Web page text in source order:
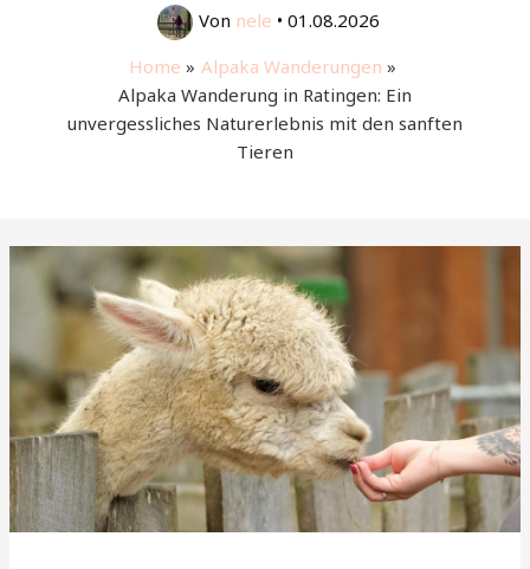
Von nele • 01.08.2026
Home
Alpaka Wanderungen
Alpaka Wanderung in Ratingen: Ein
unvergessliches Naturerlebnis mit den sanften
Tieren